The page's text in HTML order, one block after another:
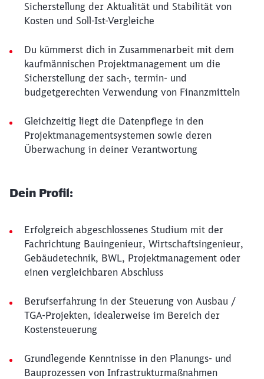
Sicherstellung der Aktualität und Stabilität von
Kosten und Soll-Ist-Vergleiche
Du kümmerst dich in Zusammenarbeit mit dem
kaufmännischen Projektmanagement um die
Sicherstellung der sach-, termin- und
budgetgerechten Verwendung von Finanzmitteln
Gleichzeitig liegt die Datenpflege in den
Projektmanagementsystemen sowie deren
Überwachung in deiner Verantwortung
Dein Profil:
Erfolgreich abgeschlossenes Studium mit der
Fachrichtung Bauingenieur, Wirtschaftsingenieur,
Gebäudetechnik, BWL, Projektmanagement oder
einen vergleichbaren Abschluss
Berufserfahrung in der Steuerung von Ausbau /
TGA-Projekten, idealerweise im Bereich der
Kostensteuerung
Grundlegende Kenntnisse in den Planungs- und
Bauprozessen von Infrastrukturmaßnahmen